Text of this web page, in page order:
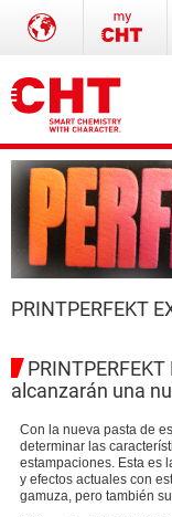
PRINTPERFEKT
alcanzarán una
Con la nueva pasta de
determinar las
estampaciones. Esta es
y efectos actuales con
gamuza, pero también